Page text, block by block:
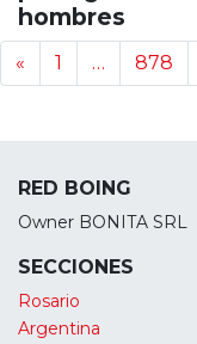
hombres
« 1 … 878
RED BOING
Owner BONITA SRL
SECCIONES
Rosario
Argentina